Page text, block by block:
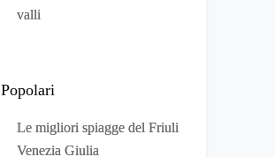
valli
Popolari
Le migliori spiagge del Friuli
Venezia Giulia